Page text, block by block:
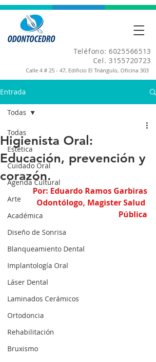
Teléfono: 6025566513
Cel. 3155720723
Calle 4 # 25 - 47, Edificio El Triángulo, Oficina 303
Entrada
Todas
Estética
Cuidado Oral
Agenda Cultural
Arte
Académica
Diseño de Sonrisa
Blanqueamiento Dental
Implantología Oral
Láser Dental
Laminados Cerámicos
Ortodoncia
Rehabilitación
Bruxismo
Todas
Higienista Oral:
Educación, prevención y
corazón.
Por: Eduardo Ramos Garbiras
Odontólogo, Magister Salud
Pública